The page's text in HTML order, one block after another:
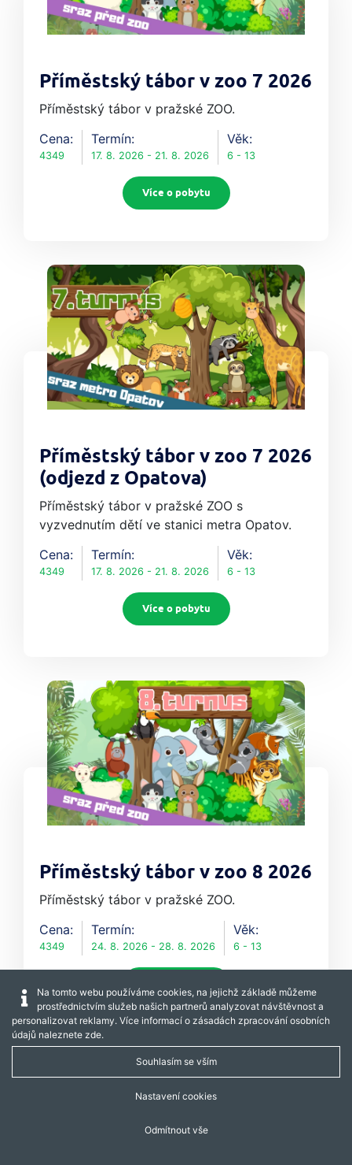
Příměstský tábor v zoo 7 2026
Příměstský tábor v pražské ZOO.
Cena:
4349
Termín:
17. 8. 2026 - 21. 8. 2026
Věk:
6 - 13
Více o pobytu
Příměstský tábor v zoo 7 2026
(odjezd z Opatova)
Příměstský tábor v pražské ZOO s
vyzvednutím dětí ve stanici metra Opatov.
Cena:
4349
Termín:
17. 8. 2026 - 21. 8. 2026
Věk:
6 - 13
Více o pobytu
Příměstský tábor v zoo 8 2026
Příměstský tábor v pražské ZOO.
Cena:
4349
Termín:
24. 8. 2026 - 28. 8. 2026
Věk:
6 - 13
Zobrazeno 12 z 13
2
Na tomto webu používáme cookies, na jejichž základě můžeme
prostřednictvím služeb našich partnerů analyzovat návštěvnost a
personalizovat reklamy. Více informací o zásadách zpracování osobních
údajů naleznete zde.
Souhlasím se vším
Nastavení cookies
Odmítnout vše